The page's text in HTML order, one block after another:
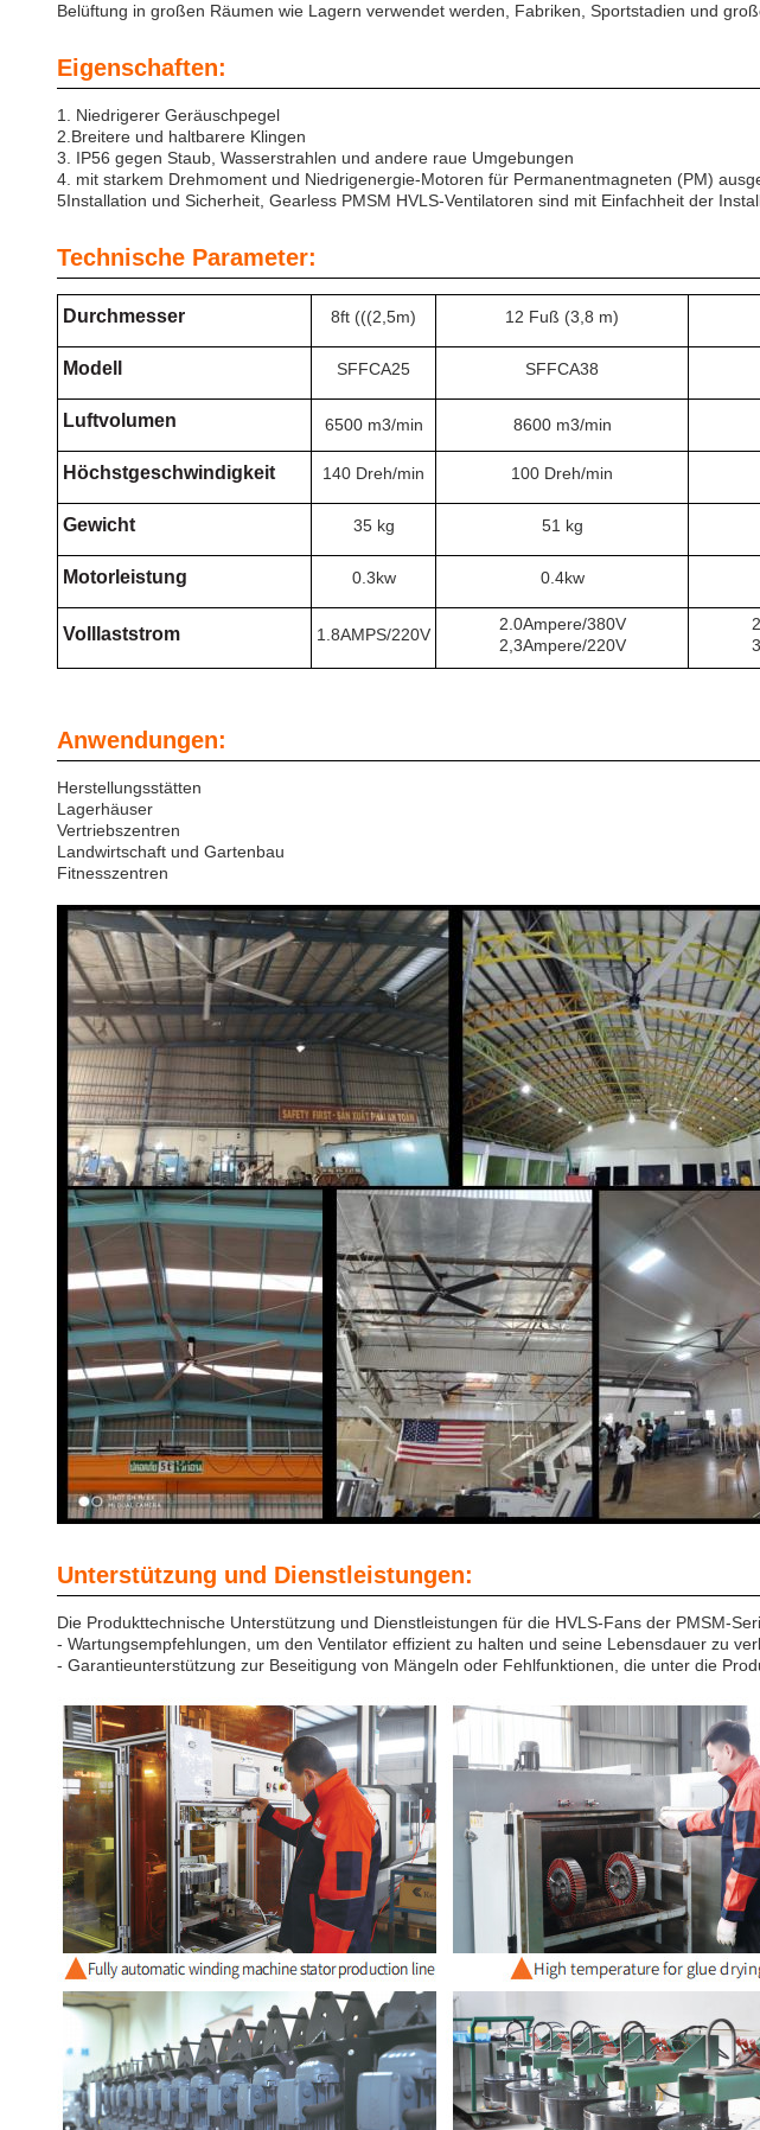
Belüftung in großen Räumen wie Lagern verwendet werden, Fabriken, Sportstadien und
Eigenschaften:
1. Niedrigerer Geräuschpegel
2. Breitere und haltbarere Klingen
3. IP56 gegen Staub, Wasserstrahlen und andere raue Umgebungen
4. mit starkem Drehmoment und Niedrigenergie-Motoren für Permanentmagneten (PM)
5Installation und Sicherheit, Gearless PMSM HVLS-Ventilatoren sind mit Einfachheit der
Technische Parameter:
Durchmesser 8ft (((2,5m) 12 Fuß (3,8 m)
Modell SFFCA25 SFFCA38
Luftvolumen 6500 m3/min 8600 m3/min
Höchstgeschwindigkeit 140 Dreh/min 100 Dreh/min
Gewicht 35 kg 51 kg
Motorleistung 0.3kw 0.4kw
Volllaststrom 1.8AMPS/220V
2.0Ampere/380V
2,3Ampere/220V
Anwendungen:
Herstellungsstätten
Lagerhäuser
Vertriebszentren
Landwirtschaft und Gartenbau
Fitnesszentren
Unterstützung und Dienstleistungen:
Die Produkttechnische Unterstützung und Dienstleistungen für die HVLS-Fans der PMSM-
- Wartungsempfehlungen, um den Ventilator effizient zu halten und seine Lebensdauer zu
- Garantieunterstützung zur Beseitigung von Mängeln oder Fehlfunktionen, die unter die